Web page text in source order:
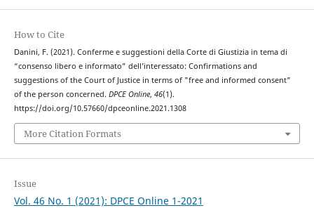
How to Cite
Danini, F. (2021). Conferme e suggestioni della Corte di Giustizia in tema di
“consenso libero e informato” dell’interessato: Confirmations and
suggestions of the Court of Justice in terms of "free and informed consent"
of the person concerned. DPCE Online, 46(1).
https://doi.org/10.57660/dpceonline.2021.1308
More Citation Formats
Issue
Vol. 46 No. 1 (2021): DPCE Online 1-2021